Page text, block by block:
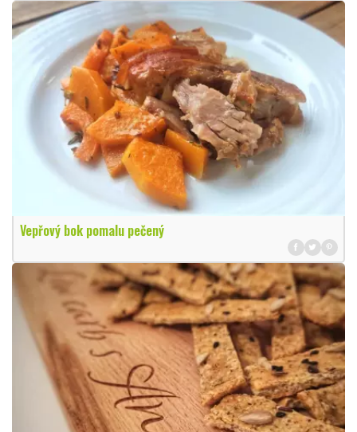
Vepřový bok pomalu pečený